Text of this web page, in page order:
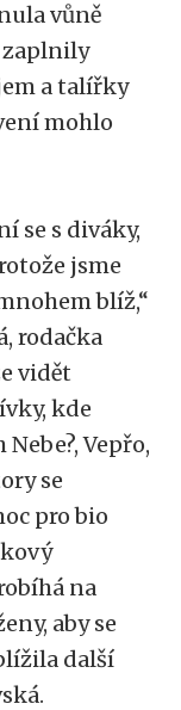
vůně
zaplnily
a talířky
mohlo
se s diváky,
jsme
blíž,“
rodačka
vidět
kde
Vepřo,
se
pro bio
na
aby se
další